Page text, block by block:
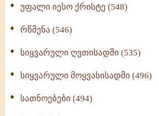
უფალი იესო ქრისტე (548)
რწმენა (546)
სიყვარული ღვთისადმი (535)
სიყვარული მოყვასისადმი (496)
სათნოებები (494)